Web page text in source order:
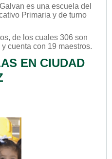
es una escuela del
Primaria y de turno
de los cuales 306 son
cuenta con 19 maestros.
EN CIUDAD